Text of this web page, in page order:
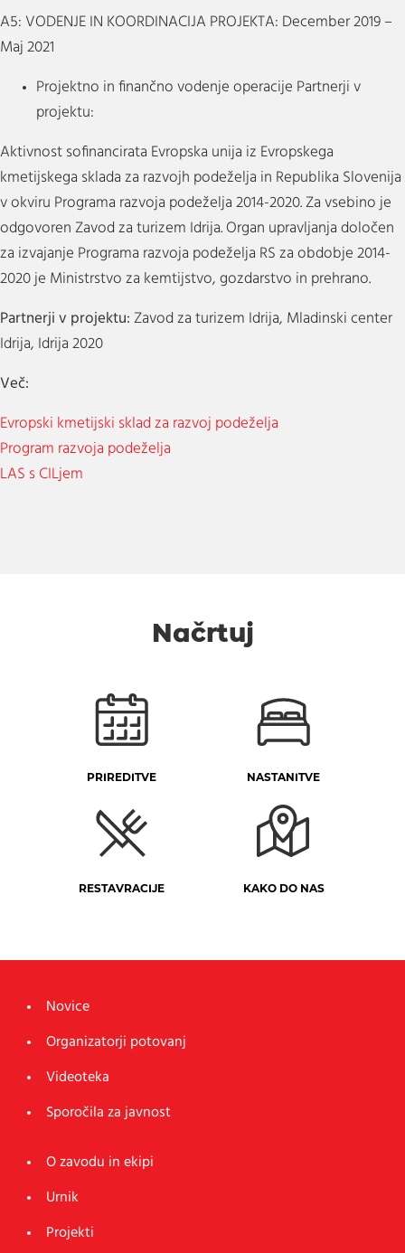
A5: VODENJE IN KOORDINACIJA PROJEKTA: December 2019 –
Maj 2021
Projektno in finančno vodenje operacije Partnerji v
projektu:
Aktivnost sofinancirata Evropska unija iz Evropskega
kmetijskega sklada za razvojh podeželja in Republika Slovenija
v okviru Programa razvoja podeželja 2014-2020. Za vsebino je
odgovoren Zavod za turizem Idrija. Organ upravljanja določen
za izvajanje Programa razvoja podeželja RS za obdobje 2014-
2020 je Ministrstvo za kemtijstvo, gozdarstvo in prehrano.
Partnerji v projektu: Zavod za turizem Idrija, Mladinski center
Idrija, Idrija 2020
Več:
Evropski kmetijski sklad za razvoj podeželja
Program razvoja podeželja
LAS s CILjem
Načrtuj
PRIREDITVE NASTANITVE
RESTAVRACIJE KAKO DO NAS
Novice
Organizatorji potovanj
Videoteka
Sporočila za javnost
O zavodu in ekipi
Urnik
Projekti